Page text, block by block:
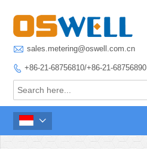
 sales.metering@oswell.com.cn
 +86-21-68756810/+86-21-68756890
